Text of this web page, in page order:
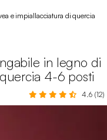
e impiallacciatura di quercia
in legno di
4-6 posti
4.6 (12)